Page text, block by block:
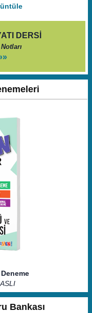
DERSİ
Bankası